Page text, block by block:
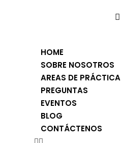
HOME
SOBRE NOSOTROS
AREAS DE PRÁCTICA
PREGUNTAS
EVENTOS
BLOG
CONTÁCTENOS